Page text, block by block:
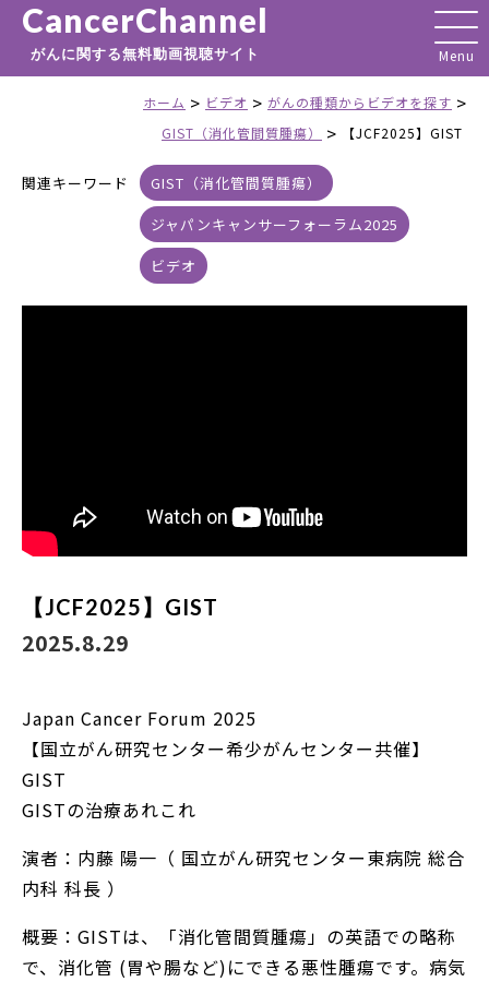
CancerChannel
がんに関する無料動画視聴サイト
ホーム > ビデオ > がんの種類からビデオを探す >
GIST（消化管間質腫瘍） > 【JCF2025】GIST
関連キーワード
GIST（消化管間質腫瘍）
ジャパンキャンサーフォーラム2025
ビデオ
【JCF2025】GIST
2025.8.29
Japan Cancer Forum 2025
【国立がん研究センター希少がんセンター共催】
GIST
GISTの治療あれこれ
演者：内藤 陽一（ 国立がん研究センター東病院 総合
内科 科長 ）
概要：GISTは、「消化管間質腫瘍」の英語での略称
で、消化管 (胃や腸など)にできる悪性腫瘍です。病気